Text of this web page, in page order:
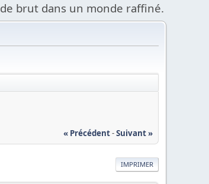
brut dans un monde raffiné.
« Précédent-Suivant »
IMPRIMER